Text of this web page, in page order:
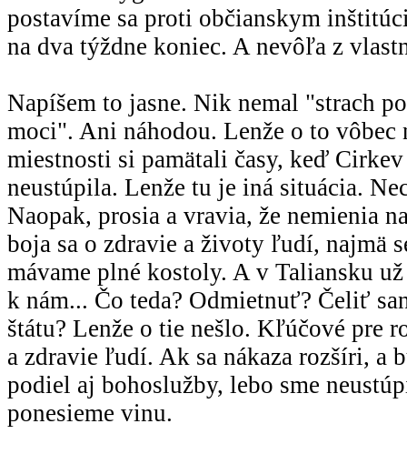
postavíme sa proti občianskym
na dva týždne koniec. A nevôľa z
Napíšem to jasne. Nik nemal "strach
moci". Ani náhodou. Lenže o to vôbec
miestnosti si pamätali časy, keď
neustúpila. Lenže tu je iná situácia.
Naopak, prosia a vravia, že nemienia
boja sa o zdravie a životy ľudí, najmä
mávame plné kostoly. A v Taliansku
k nám... Čo teda? Odmietnuť? Čeliť
štátu? Lenže o tie nešlo. Kľúčové pre
a zdravie ľudí. Ak sa nákaza rozšíri, a
podiel aj bohoslužby, lebo sme
ponesieme vinu.